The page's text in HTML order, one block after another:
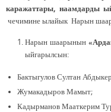
каражаттары, наамдарды
чечимине ылайык Нарын
Нарын шаарынын
ыйгарылсын:
Бактыгулов Султан
Жумакадыров Мамыт;
Кадырманов Мааткерим